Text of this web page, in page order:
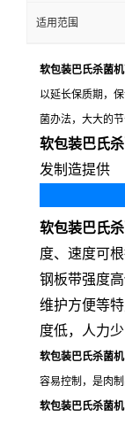
适用范围
软包装巴氏杀菌机
以延长保质期，
菌办法，大大的
软包装巴氏
发制造提供
软包装巴氏
度、速度可
钢板带强度
维护方便等
度低，人力少
软包装巴氏杀菌机
容易控制，是肉
软包装巴氏杀菌机